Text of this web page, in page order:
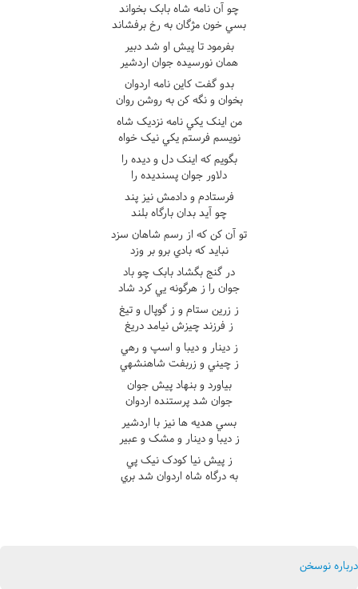
چو آن نامه شاه بابک بخواند
بسي خون مژگان به رخ برفشاند
بفرمود تا پيش او شد دبير
همان نورسيده جوان اردشير
بدو گفت کاين نامه اردوان
بخوان و نگه کن به روشن روان
من اينک يکي نامه نزديک شاه
نويسم فرستم يکي نيک خواه
بگويم که اينک دل و ديده را
دلاور جوان پسنديده را
فرستادم و دادمش نيز پند
چو آيد بدان بارگاه بلند
تو آن کن که از رسم شاهان سزد
نبايد که بادي برو بر وزد
در گنج بگشاد بابک چو باد
جوان را ز هرگونه يي کرد شاد
ز زرين ستام و ز گوپال و تيغ
ز فرزند چيزش نيامد دريغ
ز دينار و ديبا و اسپ و رهي
ز چيني و زربفت شاهنشهي
بياورد و بنهاد پيش جوان
جوان شد پرستنده اردوان
بسي هديه ها نيز با اردشير
ز ديبا و دينار و مشک و عبير
ز پيش نيا کودک نيک پي
به درگاه شاه اردوان شد بري
درباره نوسخن